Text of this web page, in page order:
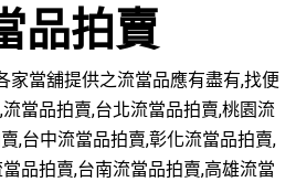
品拍賣
家當舖提供之流當品應有盡有,找便
當品拍賣,台北流當品拍賣,桃園流
,台中流當品拍賣,彰化流當品拍賣,
品拍賣,台南流當品拍賣,高雄流當